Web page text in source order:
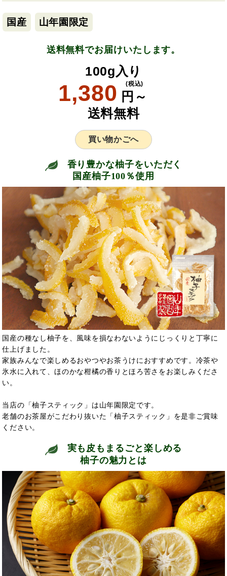
国産 山年園限定
送料無料でお届けいたします。
100g入り
1,380 円～
(税込)
送料無料
買い物かごへ
香り豊かな柚子をいただく
国産柚子100％使用
国産の種なし柚子を、風味を損なわないようにじっくりと丁寧に
仕上げました。
家族みんなで楽しめるおやつやお茶うけにおすすめです。冷茶や
氷水に入れて、ほのかな柑橘の香りとほろ苦さをお楽しみくださ
い。
当店の「柚子スティック」は山年園限定です。
老舗のお茶屋がこだわり抜いた「柚子スティック」を是非ご賞味
ください。
実も皮もまるごと楽しめる
柚子の魅力とは